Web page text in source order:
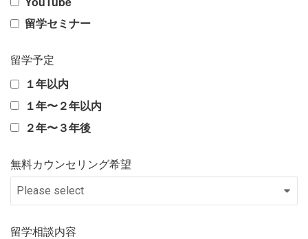
留学セミナー
留学予定
１年以内
１年〜２年以内
２年〜３年後
無料カウンセリング希望
留学相談内容